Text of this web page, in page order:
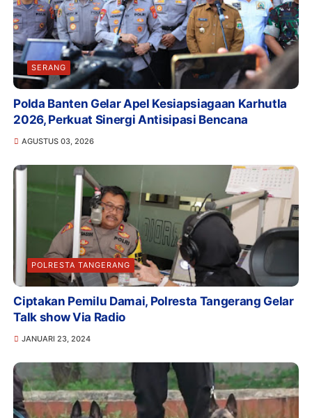
SERANG
Polda Banten Gelar Apel Kesiapsiagaan Karhutla
2026, Perkuat Sinergi Antisipasi Bencana
AGUSTUS 03, 2026
POLRESTA TANGERANG
Ciptakan Pemilu Damai, Polresta Tangerang Gelar
Talk show Via Radio
JANUARI 23, 2024